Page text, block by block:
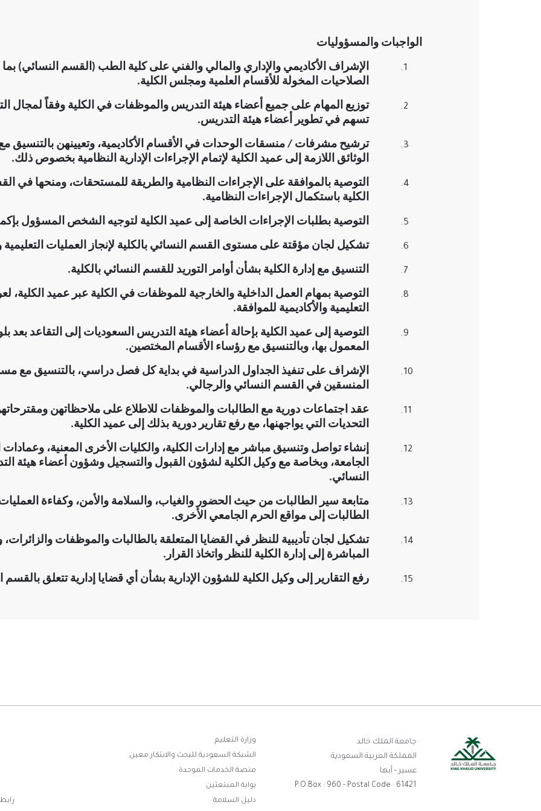
الواجبات والمسؤوليات
الإشراف الأكاديمي والإداري والمالي والفني على كلية الطب (القسم النسائي)
الصلاحيات المخولة للأقسام العلمية ومجلس الكلية.
توزيع المهام على جميع أعضاء هيئة التدريس والموظفات في الكلية وفقاً لمجال
تسهم في تطوير أعضاء هيئة التدريس.
ترشيح مشرفات / منسقات الوحدات في الأقسام الأكاديمية، وتعيينهن
الوثائق اللازمة إلى عميد الكلية لإتمام الإجراءات الإدارية النظامية بخصوص ذلك.
التوصية بالموافقة على الإجراءات النظامية والطريقة للمستحقات، ومنحها في
الكلية باستكمال الإجراءات النظامية.
التوصية بطلبات الإجراءات الخاصة إلى عميد الكلية لتوجيه الشخص المسؤول
تشكيل لجان مؤقتة على مستوى القسم النسائي بالكلية لإنجاز العمليات التعليمية
التنسيق مع إدارة الكلية بشأن أوامر التوريد للقسم النسائي بالكلية.
التوصية بمهام العمل الداخلية والخارجية للموظفات في الكلية عبر عميد
التعليمية والأكاديمية للموافقة.
التوصية إلى عميد الكلية بإحالة أعضاء هيئة التدريس السعوديات إلى التقاعد بعد
المعمول بها، وبالتنسيق مع رؤساء الأقسام المختصين.
الإشراف على تنفيذ الجداول الدراسية في بداية كل فصل دراسي، بالتنسيق مع
المنسقين في القسم النسائي والرجالي.
عقد اجتماعات دورية مع الطالبات والموظفات للاطلاع على ملاحظاتهن
التحديات التي يواجهنها، مع رفع تقارير دورية بذلك إلى عميد الكلية.
إنشاء تواصل وتنسيق مباشر مع إدارات الكلية، والكليات الأخرى المعنية،
الجامعة، وبخاصة مع وكيل الكلية لشؤون القبول والتسجيل وشؤون أعضاء هيئة
النسائي.
متابعة سير الطالبات من حيث الحضور والغياب، والسلامة والأمن، وكفاءة
الطالبات إلى مواقع الحرم الجامعي الأخرى.
تشكيل لجان تأديبية للنظر في القضايا المتعلقة بالطالبات والموظفات
المباشرة إلى إدارة الكلية للنظر واتخاذ القرار .
رفع التقارير إلى وكيل الكلية للشؤون الإدارية بشأن أي قضايا إدارية تتعلق بالقسم
جامعة الملك خالد
المملكة العربية السعودية
عسير - أبها
P.O.Box : 960 - Postal Code : 61421
روابط
الفوتر
وزارة التعليم
الشبكة السعودية للبحث والابتكار معين
منصة الخدمات الموحدة
بوابة المبتعثين
دليل السلامة